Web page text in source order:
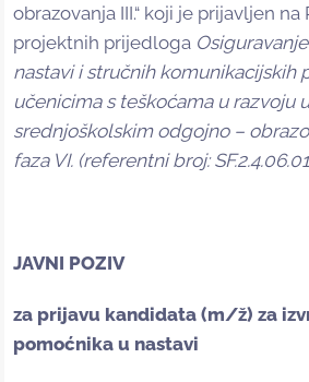
obrazovanja III.“ koji je prijavljen
projektnih prijedloga
nastavi i stručnih komunikacijskih
učenicima s teškoćama u razvoju
srednjoškolskim odgojno –
faza VI. (referentni broj:
JAVNI POZIV
za prijavu kandidata (m/ž) za
pomoćnika u nastavi